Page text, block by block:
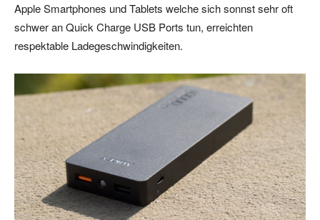
Apple Smartphones und Tablets welche sich sonnst sehr oft
schwer an Quick Charge USB Ports tun, erreichten
respektable Ladegeschwindigkeiten.